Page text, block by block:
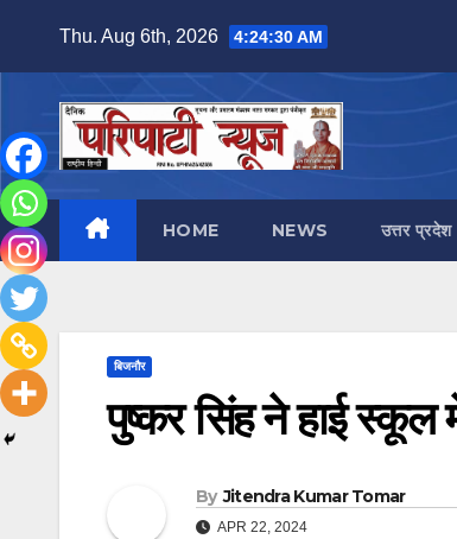
Thu. Aug 6th, 2026 4:24:31 AM
HOME NEWS उत्तर प्रदेश
बिजनौर
पुष्कर सिंह ने हाई
By Jitendra Kumar Tomar
APR 22, 2024